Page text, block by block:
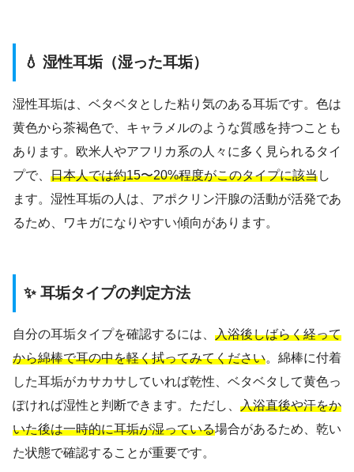
💧 湿性耳垢（湿った耳垢）
湿性耳垢は、ベタベタとした粘り気のある耳垢です。色は
黄色から茶褐色で、キャラメルのような質感を持つことも
あります。欧米人やアフリカ系の人々に多く見られるタイ
プで、 日本人では約15〜20%程度がこのタイプに該当し
ます。湿性耳垢の人は、アポクリン汗腺の活動が活発であ
るため、ワキガになりやすい傾向があります。
✨ 耳垢タイプの判定方法
自分の耳垢タイプを確認するには、 入浴後しばらく経って
から綿棒で耳の中を軽く拭ってみてください。綿棒に付着
した耳垢がカサカサしていれば乾性、ベタベタして黄色っ
ぽければ湿性と判断できます。ただし、 入浴直後や汗をか
いた後は一時的に耳垢が湿っている場合があるため、乾い
た状態で確認することが重要です。